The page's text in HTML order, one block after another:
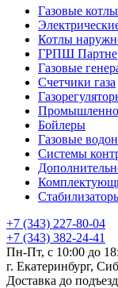
Газовые котлы
Котлы
ГРПШ
Газовые
Счетчики газа
Бойлеры
Газовые
Системы
+7 (343) 227-80-04
+7 (343) 382-24-41
Пн-Пт, с 10:00 до
г. Екатеринбург,
Доставка до